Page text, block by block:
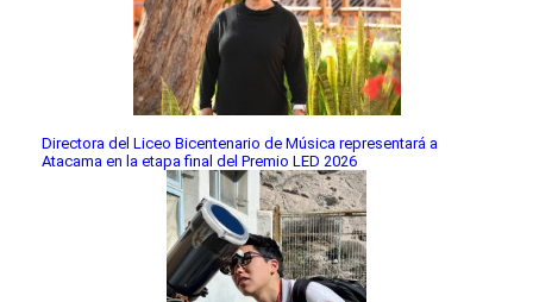
Directora del Liceo Bicentenario de Música representará a
Atacama en la etapa final del Premio LED 2026